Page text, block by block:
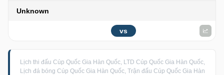
Unknown
vs
Lịch thi đấu Cúp Quốc Gia Hàn Quốc, LTD Cúp Quốc Gia Hàn Quốc,
Lịch đá bóng Cúp Quốc Gia Hàn Quốc, Trận đấu Cúp Quốc Gia Hàn